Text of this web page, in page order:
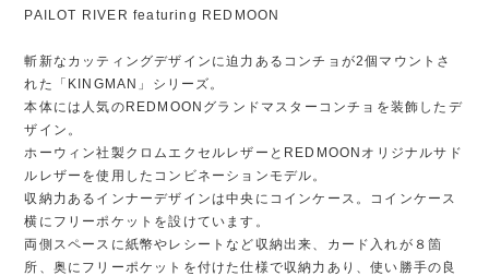
PAILOT RIVER featuring REDMOON
斬新なカッティングデザインに迫力あるコンチョが2個マウントさ
れた「KINGMAN」シリーズ。
本体には人気のREDMOONグランドマスターコンチョを装飾したデ
ザイン。
ホーウィン社製クロムエクセルレザーとREDMOONオリジナルサド
ルレザーを使用したコンビネーションモデル。
収納力あるインナーデザインは中央にコインケース。コインケース
横にフリーポケットを設けています。
両側スペースに紙幣やレシートなど収納出来、カード入れが８箇
所、奥にフリーポケットを付けた仕様で収納力あり、使い勝手の良